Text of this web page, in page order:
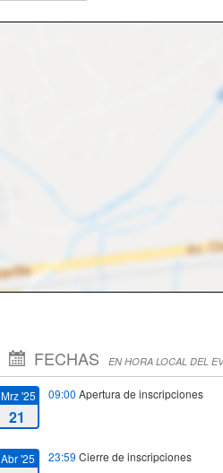
FECHAS EN HORA LOCAL DEL
Mrz '25
21
09:00 Apertura de inscripciones
Abr '25 23:59 Cierre de inscripciones